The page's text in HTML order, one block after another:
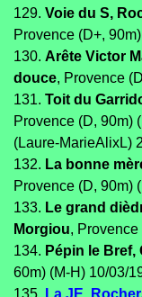
129. Voie du S,
Provence (D+,
130. Arête Victor
douce, Provence
131. Toit du
Provence (D, 90m)
(Laure-MarieAlixL)
132. La bonne
Provence (D, 90m)
133. Le grand
Morgiou,
134. Pépin le
60m) (M-H) 10/03/
135. La JE,